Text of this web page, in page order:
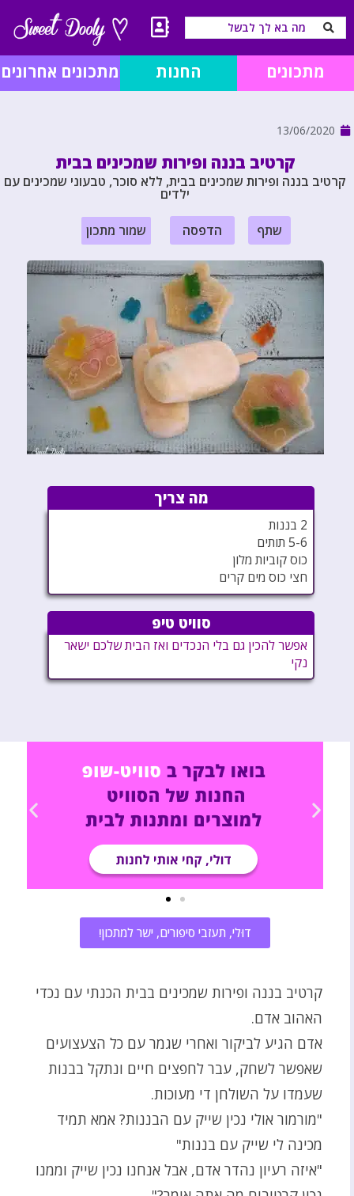
מתכונים החנות מתכונים אחרונים
13/06/2020
קרטיב בננה ופירות שמכינים בבית
קרטיב בננה ופירות שמכינים בבית, ללא סוכר, טבעוני שמכינים עם
ילדים
שתף הדפסה שמור מתכון
מה צריך
2 בננות
5-6 תותים
כוס קוביות מלון
חצי כוס מים קרים
סוויט טיפ
אפשר להכין גם בלי הנכדים ואז הבית שלכם ישאר
נקי
דוּלי, תעזבי סיפורים, ישר למתכון!
קרטיב בננה ופירות שמכינים בבית הכנתי עם נכדי
האהוב אדם.
אדם הגיע לביקור ואחרי שגמר עם כל הצעצועים
שאפשר לשחק, עבר לחפצים חיים ונתקל בבנות
שעמדו על השולחן די מעוכות.
"מורמור אולי נכין שייק עם הבננות? אמא תמיד
מכינה לי שייק עם בננות"
"איזה רעיון נהדר אדם, אבל אנחנו נכין שייק וממנו